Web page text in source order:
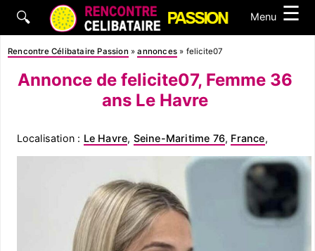
🔍 Menu ☰
Rencontre Célibataire Passion »annonces » felicite07
Annonce de felicite07, Femme 36
ans Le Havre
Localisation : Le Havre, Seine-Maritime 76, France,